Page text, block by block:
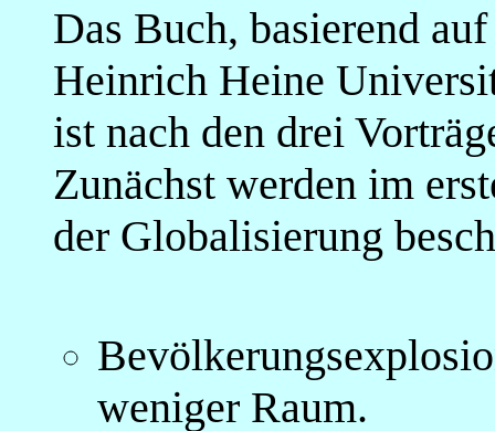
Das Buch, basierend
Heinrich Heine
ist nach den drei
Zunächst werden im
der Globalisierung
weniger Raum.